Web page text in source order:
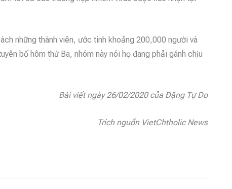
những thành viên, ước tính khoảng 200,000 người và
bố hôm thứ Ba, nhóm này nói họ đang phải gánh chịu
Bài viết ngày 26/02/2020 của Đặng Tự Do
Trích nguồn VietChtholic News